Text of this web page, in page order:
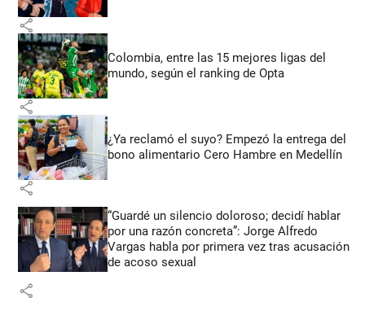
share
Colombia, entre las 15 mejores ligas del
mundo, según el ranking de Opta
share
¿Ya reclamó el suyo? Empezó la entrega del
bono alimentario Cero Hambre en Medellín
share
“Guardé un silencio doloroso; decidí hablar
por una razón concreta”: Jorge Alfredo
Vargas habla por primera vez tras acusación
de acoso sexual
share